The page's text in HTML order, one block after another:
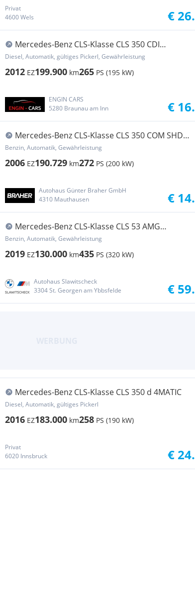
Privat
4600 Wels
€
Mercedes-Benz CLS-Klasse CLS 350 CDI
BlueEfficiency 4MATIC Aut. DPF
Diesel, Automatik, gültiges Pickerl, Gewährleistung
2012 EZ199.900 km265 PS (195 kW)
ENGIN CARS
5280 Braunau am Inn
€
Mercedes-Benz CLS-Klasse CLS 350 COM SHD
AIR Leder AUT BiXenon Navi Xenon
Benzin, Automatik, Gewährleistung
2006 EZ190.729 km272 PS (200 kW)
Autohaus Günter Braher GmbH
4310 Mauthausen
€
Mercedes-Benz CLS-Klasse CLS 53 AMG
4MATIC+
Benzin, Automatik, Gewährleistung
2019 EZ130.000 km435 PS (320 kW)
Autohaus Slawitscheck
3304 St. Georgen am Ybbsfelde
€
Mercedes-Benz CLS-Klasse CLS 350 d 4MATIC
Diesel, Automatik, gültiges Pickerl
2016 EZ183.000 km258 PS (190 kW)
Privat
6020 Innsbruck
€